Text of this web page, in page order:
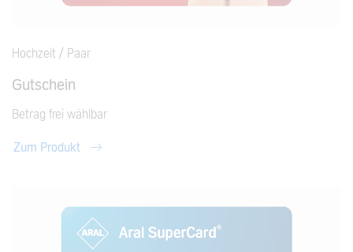
Hochzeit / Paar
Gutschein
Betrag frei wählbar
Zum Produkt